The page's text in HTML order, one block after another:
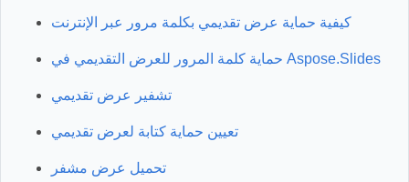
كيفية حماية عرض تقديمي بكلمة مرور عبر الإنترنت
حماية كلمة المرور للعرض التقديمي في Aspose.Slides
تشفير عرض تقديمي
تعيين حماية كتابة لعرض تقديمي
تحميل عرض مشفر